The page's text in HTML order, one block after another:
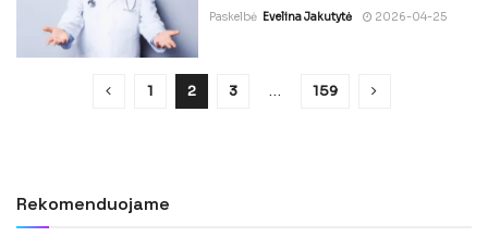
Paskelbė Evelina Jakutytė 2026-04-25
1 2 3 … 159
Rekomenduojame